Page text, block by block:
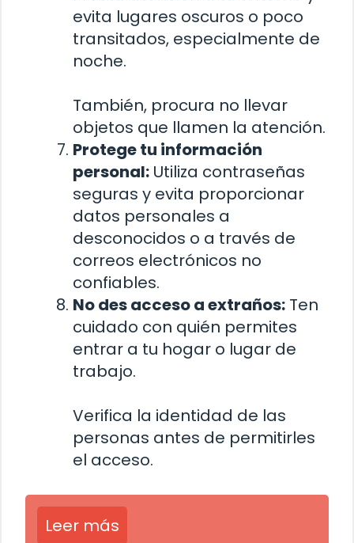
evita lugares oscuros o poco
transitados, especialmente de
noche.
También, procura no llevar
objetos que llamen la atención.
Protege tu información
personal: Utiliza contraseñas
seguras y evita proporcionar
datos personales a
desconocidos o a través de
correos electrónicos no
confiables.
No des acceso a extraños: Ten
cuidado con quién permites
entrar a tu hogar o lugar de
trabajo.
Verifica la identidad de las
personas antes de permitirles
el acceso.
Leer más